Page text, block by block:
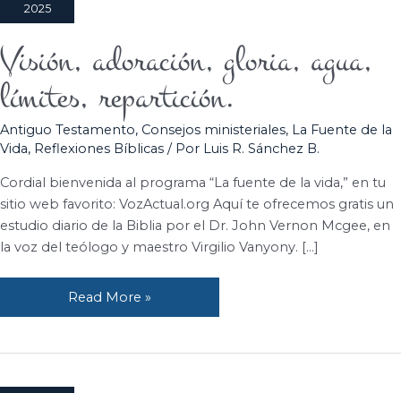
2025
Visión, adoración, gloria, agua,
límites, repartición.
Antiguo Testamento, Consejos ministeriales, La Fuente de la
Vida, Reflexiones Bíblicas / Por Luis R. Sánchez B.
Cordial bienvenida al programa “La fuente de la vida,” en tu
sitio web favorito: VozActual.org Aquí te ofrecemos gratis un
estudio diario de la Biblia por el Dr. John Vernon Mcgee, en
la voz del teólogo y maestro Virgilio Vanyony. […]
adoración,
gloria,
límites,
Read More »